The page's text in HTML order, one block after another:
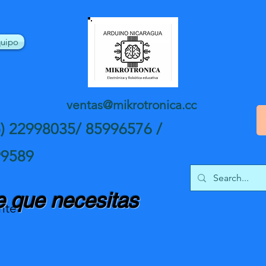
22998035/ 85996576 /
ventas@mikrotronica.cc
que necesitas